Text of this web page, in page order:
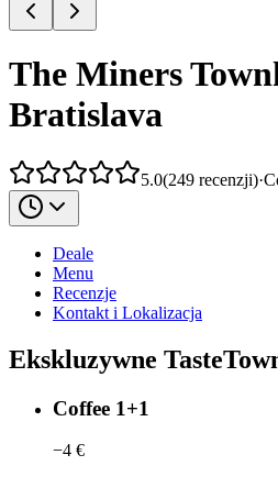
The Miners
Bratislava
5.0(249 recenzji)·
Deale
Menu
Recenzje
Kontakt i Lokalizacja
Ekskluzywne
Coffee 1+1
−4 €